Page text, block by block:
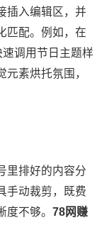
插入编辑区，并
匹配。例如，在
速调用节日主题样
素烘托氛围，
里排好的内容分
手动裁剪，既费
不够。 78网赚